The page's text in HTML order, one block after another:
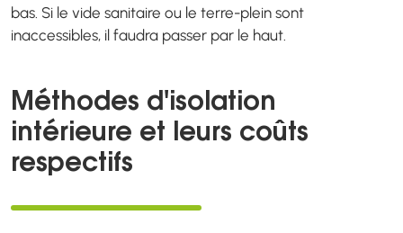
bas. Si le vide sanitaire ou le terre-plein sont
inaccessibles, il faudra passer par le haut.
Méthodes d'isolation
intérieure et leurs coûts
respectifs